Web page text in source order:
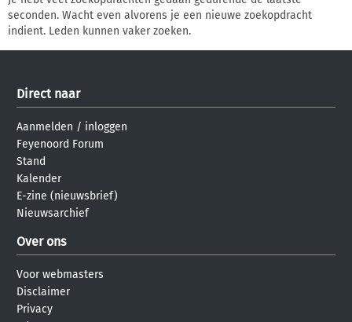
seconden. Wacht even alvorens je een nieuwe zoekopdracht
indient. Leden kunnen vaker zoeken.
Direct naar
Aanmelden / inloggen
Feyenoord Forum
Stand
Kalender
E-zine (nieuwsbrief)
Nieuwsarchief
Over ons
Voor webmasters
Disclaimer
Privacy